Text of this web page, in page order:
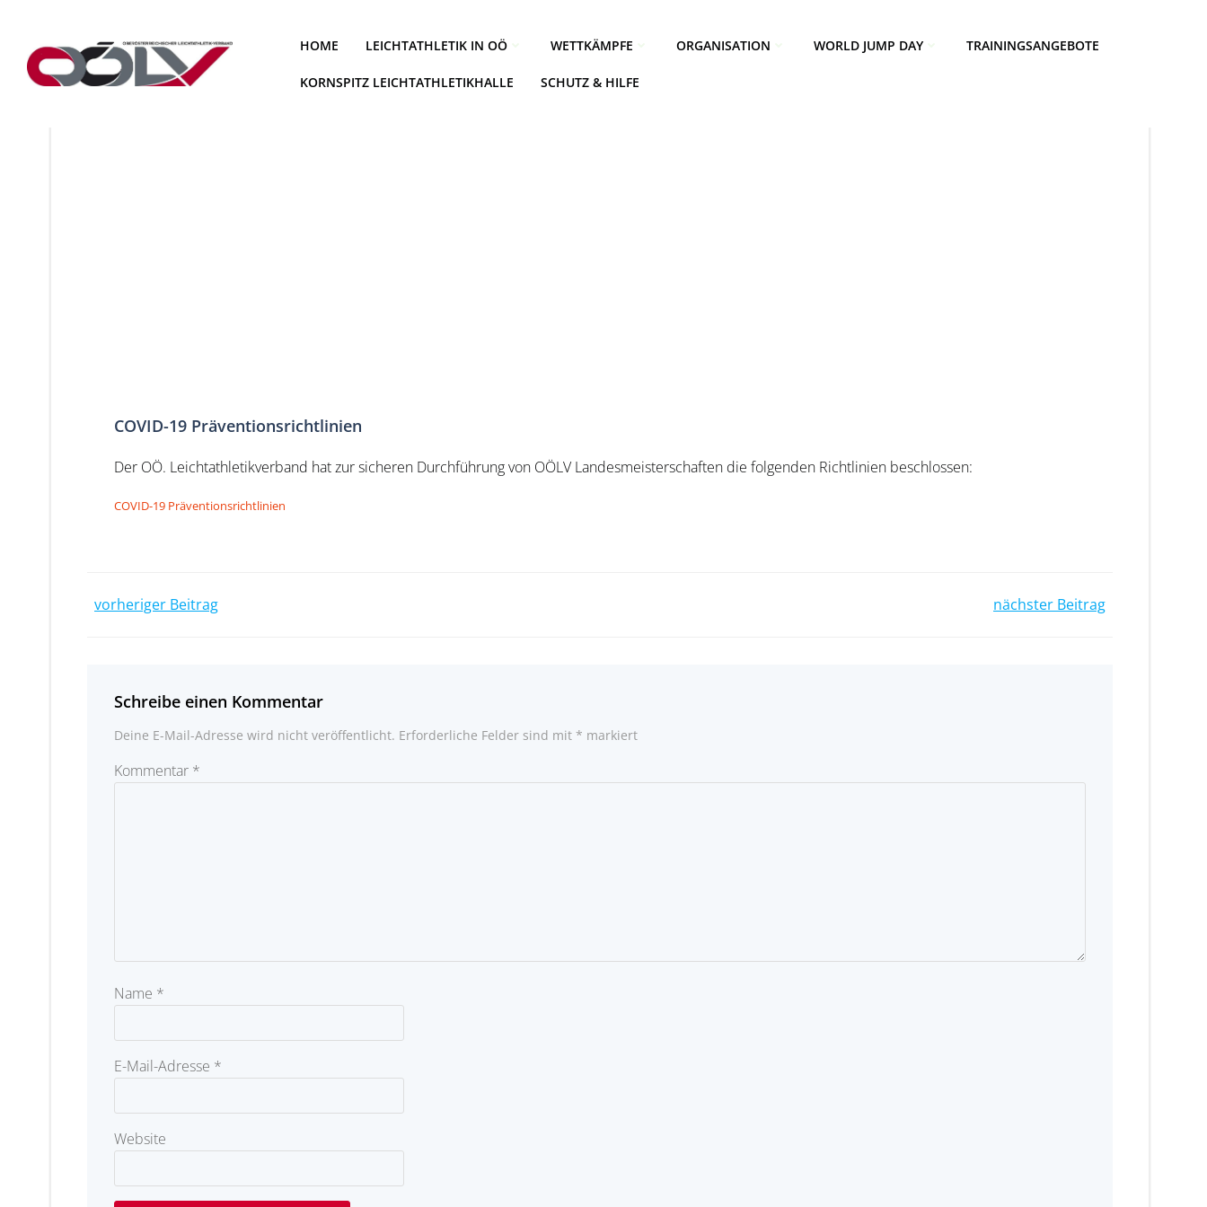
springen
HOME LEICHTATHLETIK IN OÖ WETTKÄMPFE ORGANISATION WORLD JUMP DAY TRAININGSANGEBOTE
KORNSPITZ LEICHTATHLETIKHALLE SCHUTZ & HILFE
COVID-19 Präventionsrichtlinien
Der OÖ. Leichtathletikverband hat zur sicheren Durchführung von OÖLV Landesmeisterschaften die folgenden Richtlinien beschlossen:
COVID-19 Präventionsrichtlinien
Post
vorheriger Beitrag nächster Beitrag
Schreibe einen Kommentar
Deine E-Mail-Adresse wird nicht veröffentlicht. Erforderliche Felder sind mit * markiert
Kommentar *
Name *
E-Mail-Adresse *
Website